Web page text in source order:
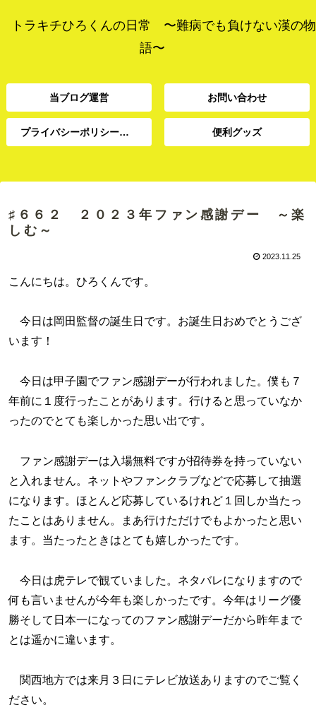
トラキチひろくんの日常 〜難病でも負けない漢の物
語〜
当ブログ運営 お問い合わせ
プライバシーポリシー、免責事項 便利グッズ
♯６６２ ２０２３年ファン感謝デー ～楽
しむ～
2023.11.25
こんにちは。ひろくんです。
今日は岡田監督の誕生日です。お誕生日おめでとうござ
います！
今日は甲子園でファン感謝デーが行われました。僕も７
年前に１度行ったことがあります。行けると思っていなか
ったのでとても楽しかった思い出です。
ファン感謝デーは入場無料ですが招待券を持っていない
と入れません。ネットやファンクラブなどで応募して抽選
になります。ほとんど応募しているけれど１回しか当たっ
たことはありません。まあ行けただけでもよかったと思い
ます。当たったときはとても嬉しかったです。
今日は虎テレで観ていました。ネタバレになりますので
何も言いませんが今年も楽しかったです。今年はリーグ優
勝そして日本一になってのファン感謝デーだから昨年まで
とは遥かに違います。
関西地方では来月３日にテレビ放送ありますのでご覧く
ださい。